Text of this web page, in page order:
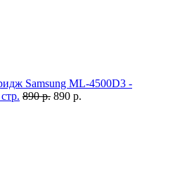
Samsung ML-4500D3 -
890 р. 890 р.